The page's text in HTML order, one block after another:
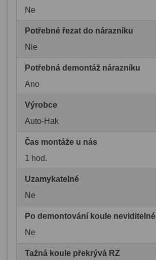
Ne
Potřebné řezat do nárazníku
Nie
Potřebná demontáž nárazníku
Ano
Výrobce
Auto-Hak
Čas montáže u nás
1 hod.
Uzamykatelné
Ne
Po demontování koule neviditelné
Ne
Tažná koule překrývá RZ